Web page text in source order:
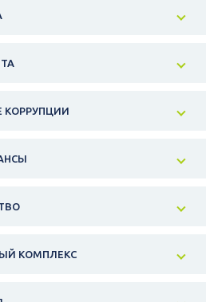
КОРРУПЦИИ
КОМПЛЕКС